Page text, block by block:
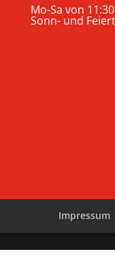
Mo-Sa von
Sonn- und
Impressum